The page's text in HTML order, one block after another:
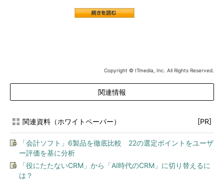
Copyright © ITmedia, Inc. All Rights Reserved.
関連情報
関連資料（ホワイトペーパー） [PR]
「会計ソフト」6製品を徹底比較 22の選定ポイントをユーザ
ー評価を基に分析
「役にたたないCRM」から「AI時代のCRM」に切り替えるに
は？